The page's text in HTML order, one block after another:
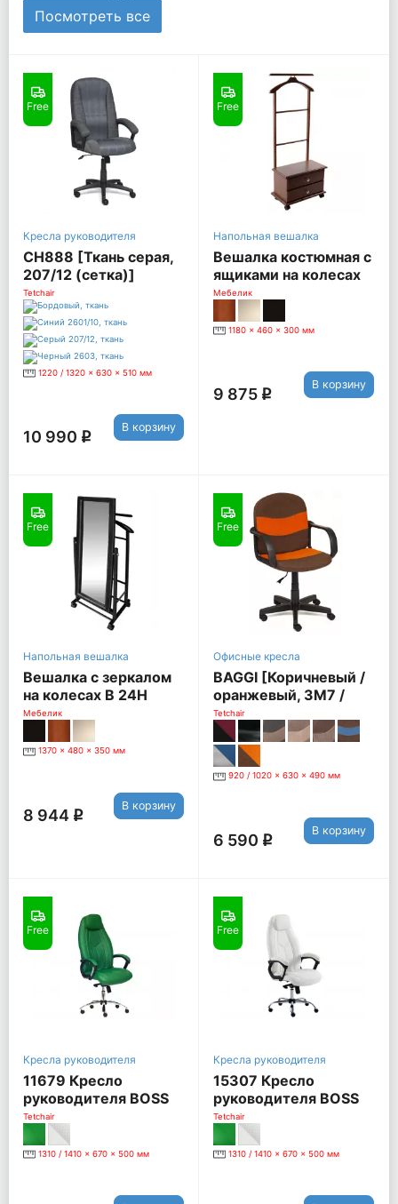
Посмотреть все
Free
Кресла руководителя
СН888 [Ткань серая,
207/12 (сетка)]
Tetchair
1220 / 1320 x 630 x 510 мм
10 990 q
В корзину
Free
Напольная вешалка
Вешалка костюмная с
ящиками на колесах
"В 23Н" [Средне-
коричневый]
Мебелик
1180 x 460 x 300 мм
9 875 q
В корзину
Free
Напольная вешалка
Вешалка с зеркалом
на колесах В 24Н
[Венге]
Мебелик
1370 x 480 x 350 мм
8 944 q
В корзину
Free
Офисные кресла
BAGGI [Коричневый /
оранжевый, ЗМ7 /
С23]
Tetchair
920 / 1020 x 630 x 490 мм
6 590 q
В корзину
Free
Кресла руководителя
11679 Кресло
руководителя BOSS
люкс, зеленый
Tetchair
1310 / 1410 x 670 x 500 мм
Free
Кресла руководителя
15307 Кресло
руководителя BOSS
люкс (хром), белый
Tetchair
1310 / 1410 x 670 x 500 мм